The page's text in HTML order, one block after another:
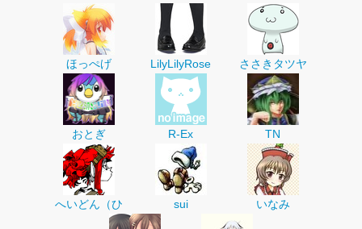
ほっぺげ LilyLilyRose ささきタツヤ
おとぎ R-Ex TN
へいどん（ひ sui いなみ